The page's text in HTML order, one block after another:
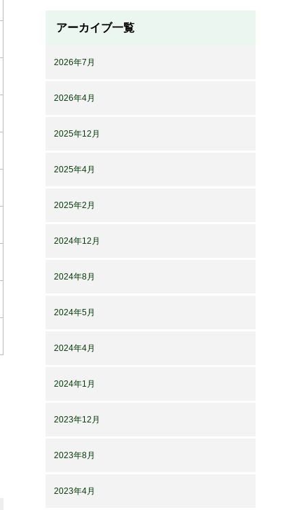
アーカイブ一覧
2026年7月
2026年4月
2025年12月
2025年4月
2025年2月
2024年12月
2024年8月
2024年5月
2024年4月
2024年1月
2023年12月
2023年8月
2023年4月